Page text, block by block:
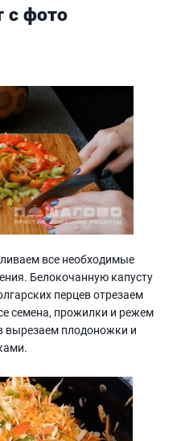
с фото
все необходимые
Белокочанную капусту
перцев отрезаем
семена, прожилки и режем
вырезаем плодоножки и